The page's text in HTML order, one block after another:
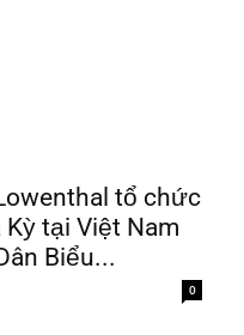
tổ chức
tại Việt Nam
Biểu...
0